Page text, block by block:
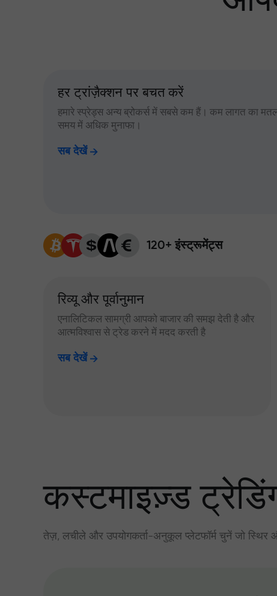
हर ट्रांज़ैक्शन पर बचत करें
हमारे स्प्रेड्स अन्य ब्रोकर्स में सबसे कम हैं। कम लागत का
समय में अधिक मुनाफा।
सब देखें
120+ इंस्ट्रूमेंट्स
रिव्यू और पूर्वानुमान
एनालिटिकल सामग्री आपको बाजार की समझ देती है और
आत्मविश्वास से ट्रेड करने में मदद करती है
सब देखें
कस्टमाइज़्ड
तेज़, लचीले और उपयोगकर्ता-अनुकूल प्लेटफॉर्म चुनें जो स्थिर